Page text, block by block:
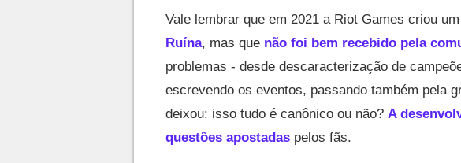
Vale lembrar que em 2021 a Riot Games criou um
Ruína, mas que não foi bem recebido pela
problemas - desde descaracterização de
escrevendo os eventos, passando também pela
deixou: isso tudo é canônico ou não? A
questões apostadas pelos fãs.